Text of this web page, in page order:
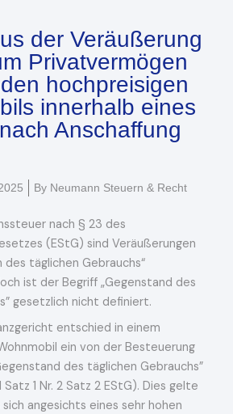
der Veräußerung
Privatvermögen
hochpreisigen
innerhalb eines
Anschaffung
ByNeumann Steuern & Recht
nach § 23 des
(EStG) sind Veräußerungen
des täglichen Gebrauchs“
ist der Begriff „Gegenstand des
gesetzlich nicht definiert.
entschied in einem
ein von der Besteuerung
des täglichen Gebrauchs”
1 Nr. 2 Satz 2 EStG). Dies gelte
angesichts eines sehr hohen